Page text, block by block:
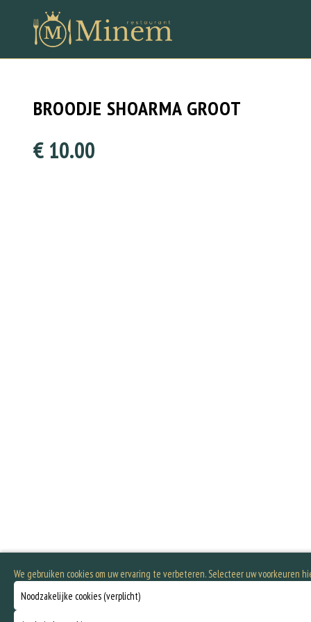
BROODJE SHOARMA GROOT
€ 10.00
We gebruiken cookies om uw ervaring te verbeteren. Selecteer uw voorkeuren
Noodzakelijke cookies (verplicht)